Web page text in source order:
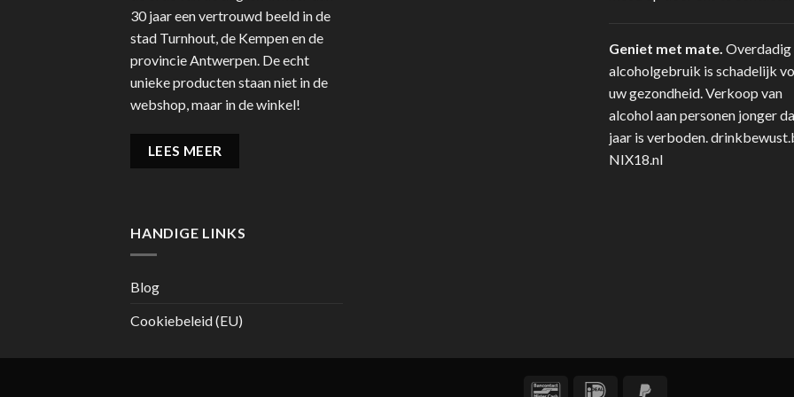
30 jaar een vertrouwd beeld in de
stad Turnhout, de Kempen en de
provincie Antwerpen. De echt
unieke producten staan niet in de
webshop, maar in de winkel!
LEES MEER
Geniet met mate. Overdadig
alcoholgebruik is schadelijk
uw gezondheid. Verkoop van
alcohol aan personen jonger
jaar is verboden.
NIX18.nl
HANDIGE LINKS
Blog
Cookiebeleid (EU)